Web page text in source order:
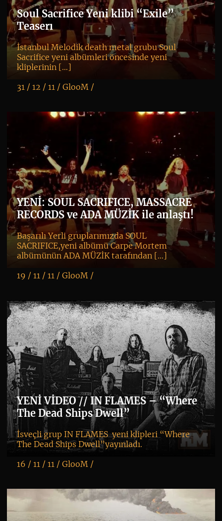
Soul Sacrifice Yeni klibi “Exile”
Teaserı
İstanbul Melodik death metal grubu Soul
Sacrifice yeni albümleri öncesinde yeni
kliplerinin […]
31 / 12 / 11 / GlooM/
YENİ: SOUL SACRIFICE, MASSACRE
RECORDS ve ADA MÜZİK ile anlaştı!
Başarılı Yerli gruplarımızda SOUL
SACRIFICE,yeni albümü Carpe Mortem
albümünün ADA MÜZİK tarafından […]
19 / 11 / 11 / GlooM/
YENİ VİDEO // IN FLAMES – “Where
The Dead Ships Dwell”
İsveçli grup IN FLAMES yeni klipleri “Where
The Dead Ships Dwell”yayınladı.
16 / 11 / 11 / GlooM/